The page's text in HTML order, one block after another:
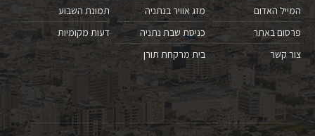
המייל האדום
פרסום באתר
צור קשר
מזג אוויר בנתניה
כניסת שבת נתניה
בית מרקחת תורן
תמונת השבוע
דעות מקומיות